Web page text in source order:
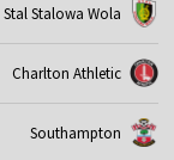
Stal Stalowa Wola
Charlton Athletic
Southampton